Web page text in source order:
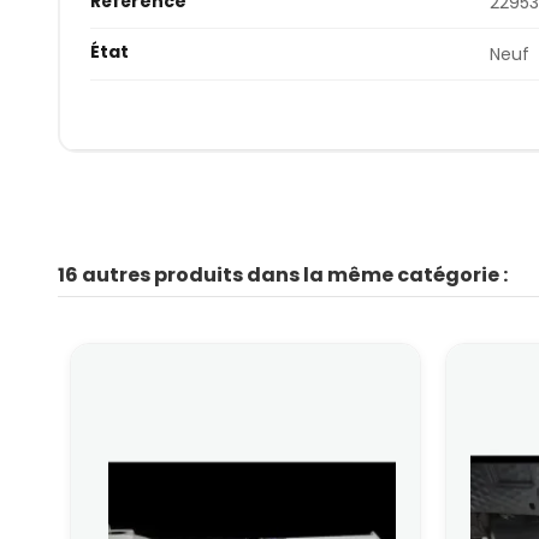
État Neuf
16 autres produits dans la même catégorie :